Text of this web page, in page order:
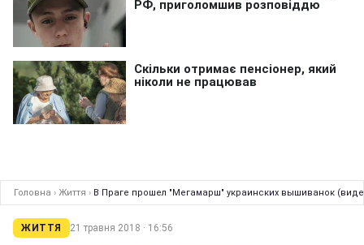
Головна › Життя › В Праге прошел "Мегамарш" украинских вышиванок
ЖИТТЯ 21 травня 2018 · 16:56